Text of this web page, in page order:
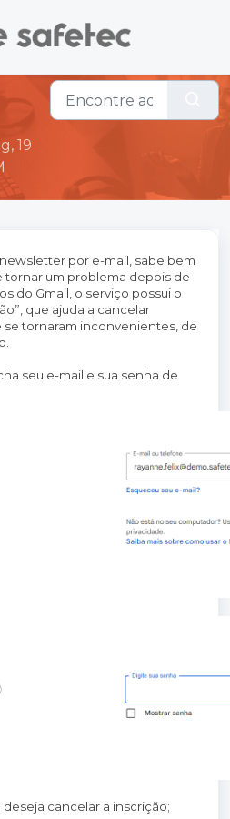
19
por e-mail, sabe bem
tornar um problema depois de
do Gmail, o serviço possui o
que ajuda a cancelar
se tornaram inconvenientes, de
seu e-mail e sua senha de
cancelar a inscrição;